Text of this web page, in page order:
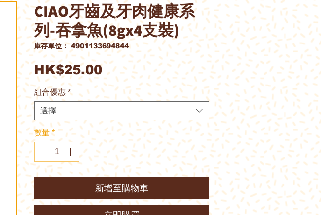
CIAO牙齒及牙肉健康系
列-吞拿魚(8gx4支裝)
庫存單位： 4901133694844
HK$25.00價
格
組合優惠 *
選擇
數量 *
新增至購物車